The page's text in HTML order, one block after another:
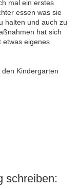
mal ein erstes
essen was sie
halten und auch zu
hat sich
etwas eigenes
Kindergarten
schreiben: